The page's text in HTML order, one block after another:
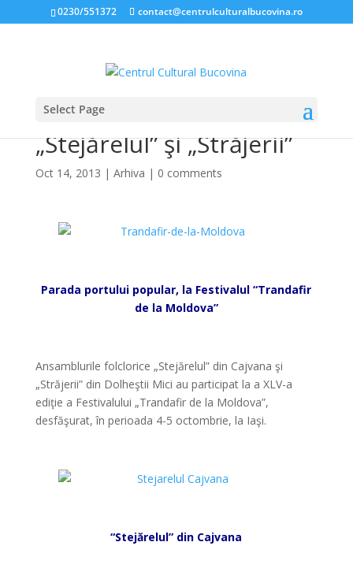
0230/551372 contact@centrulculturalbucovina.ro
Select Page
Triumful Ansamblurilor
„Stejărelul” şi „Străjerii”
Oct 14, 2013 | Arhiva | 0 comments
Parada portului popular, la Festivalul “Trandafir
de la Moldova”
Ansamblurile folclorice „Stejărelul” din Cajvana şi
„Străjerii” din Dolheştii Mici au participat la a XLV-a
ediţie a Festivalului „Trandafir de la Moldova”,
desfăşurat, în perioada 4-5 octombrie, la Iaşi.
“Stejărelul” din Cajvana